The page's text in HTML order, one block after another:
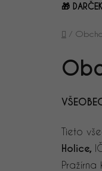
🎁
Domov
/
Tieto
Holice,
Pražírna